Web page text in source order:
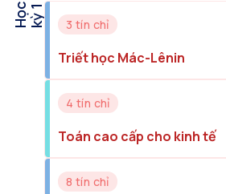
H
ọ
c
k
ỳ1 3 tín chỉ
Triết học Mác-Lênin
4 tín chỉ
Toán cao cấp cho kinh tế
8 tín chỉ